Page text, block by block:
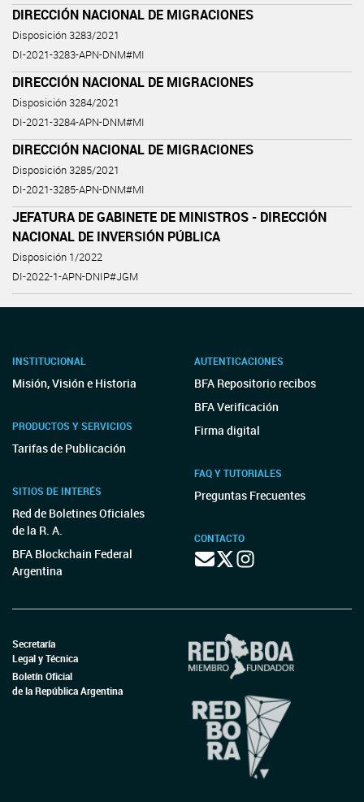
DIRECCIÓN NACIONAL DE MIGRACIONES
Disposición 3283/2021
DI-2021-3283-APN-DNM#MI
DIRECCIÓN NACIONAL DE MIGRACIONES
Disposición 3284/2021
DI-2021-3284-APN-DNM#MI
DIRECCIÓN NACIONAL DE MIGRACIONES
Disposición 3285/2021
DI-2021-3285-APN-DNM#MI
JEFATURA DE GABINETE DE MINISTROS - DIRECCIÓN
NACIONAL DE INVERSIÓN PÚBLICA
Disposición 1/2022
DI-2022-1-APN-DNIP#JGM
INSTITUCIONAL
Misión, Visión e Historia
PRODUCTOS Y SERVICIOS
Tarifas de Publicación
SITIOS DE INTERÉS
Red de Boletines Oficiales
de la R. A.
BFA Blockchain Federal
Argentina
AUTENTICACIONES
BFA Repositorio recibos
BFA Verificación
Firma digital
FAQ Y TUTORIALES
Preguntas Frecuentes
CONTACTO
Secretaría
Legal y Técnica
Boletín Oficial
de la República Argentina